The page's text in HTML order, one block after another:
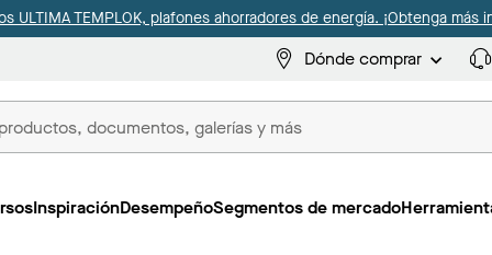
ULTIMA TEMPLOK, plafones ahorradores de energía. ¡Obtenga más
Dónde comprar
InspiraciónDesempeñoSegmentos de mercado